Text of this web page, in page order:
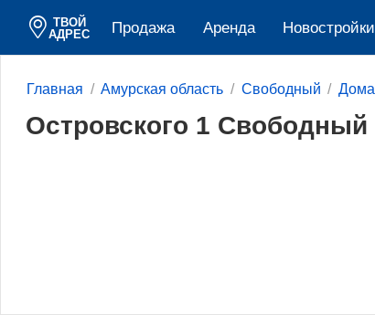
ТВОЙ
АДРЕС
Продажа Аренда Новостройки
Главная Амурская область Свободный Дома
Островского 1 Свободный